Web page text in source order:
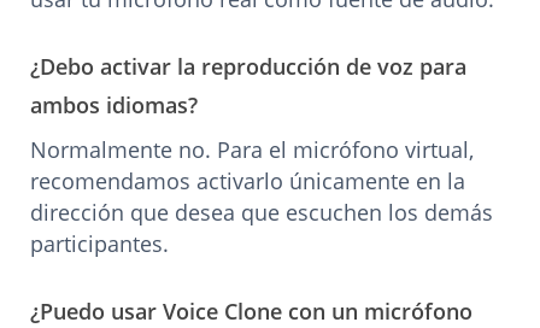
¿Debo activar la reproducción de voz para
ambos idiomas?
Normalmente no. Para el micrófono virtual,
recomendamos activarlo únicamente en la
dirección que desea que escuchen los demás
participantes.
¿Puedo usar Voice Clone con un micrófono